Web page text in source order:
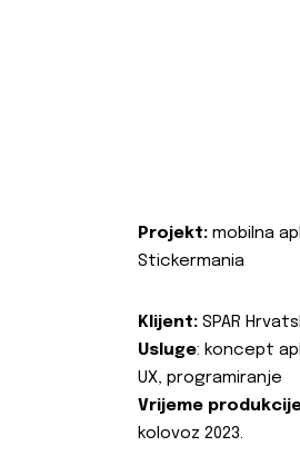
Projekt: mobilna
Stickermania
Klijent: SPAR
Usluge: koncept
UX, programiranje
Vrijeme
kolovoz 2023.